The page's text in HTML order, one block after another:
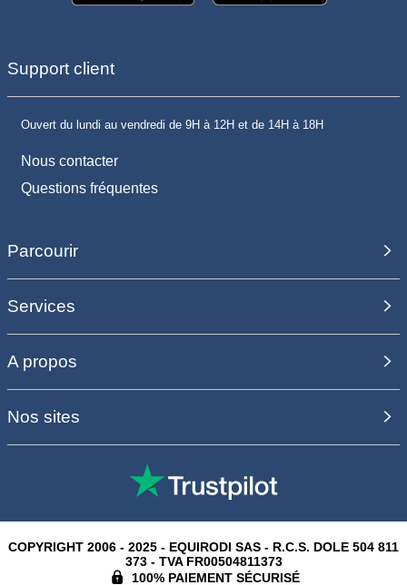
Support client
Ouvert du lundi au vendredi de 9H à 12H et de 14H à 18H
Nous contacter
Questions fréquentes
Parcourir
Services
A propos
Nos sites
COPYRIGHT 2006 - 2025 - EQUIRODI SAS - R.C.S. DOLE 504 811
373 - TVA FR00504811373
100% PAIEMENT SÉCURISÉ